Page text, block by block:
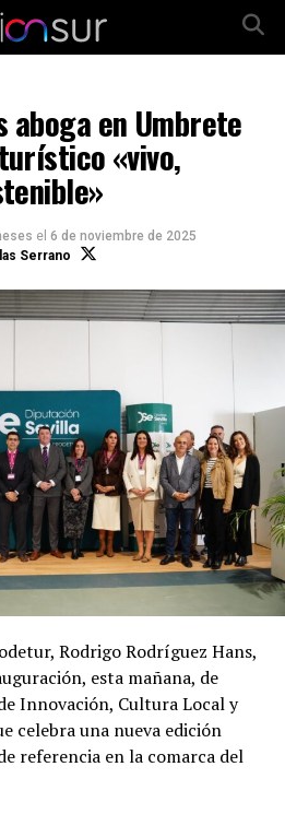
aboga en Umbrete
«vivo,
el 6 de noviembre de 2025
Serrano
Rodrigo Rodríguez Hans,
esta mañana, de
Innovación, Cultura Local y
celebra una nueva edición
referencia en la comarca del